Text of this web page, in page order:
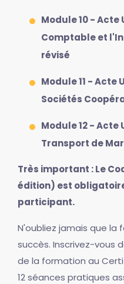
Module 10 - Acte
Comptable et
révisé
Module 11 - Acte
Sociétés
Module 12 - Acte
Transport de
Très important : Le
édition) est
participant.
N'oubliez jamais que
succès. Inscrivez-vous
de la formation au
12 séances pratiques